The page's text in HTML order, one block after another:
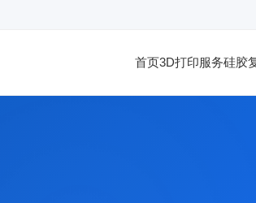
首页3D打印服务硅胶